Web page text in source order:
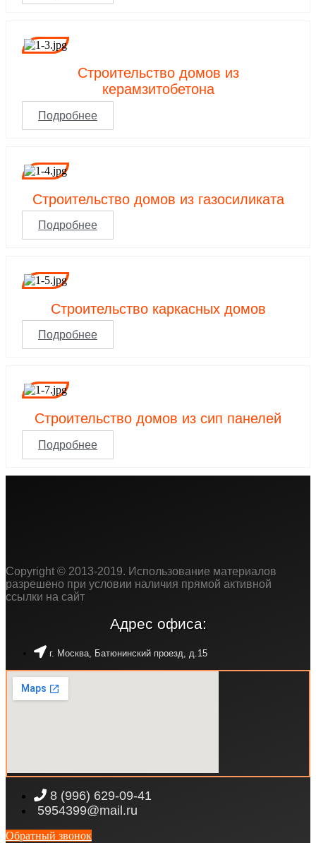
Строительство домов из
керамзитобетона
Подробнее
Строительство домов из газосиликата
Подробнее
Строительство каркасных домов
Подробнее
Строительство домов из сип панелей
Подробнее
Copyright © 2013-2019. Использование материалов
разрешено при условии наличия прямой активной
ссылки на сайт
Адрес офиса:
г. Москва, Батюнинский проезд, д.15
8 (996) 629-09-41
5954399@mail.ru
Обратный звонок